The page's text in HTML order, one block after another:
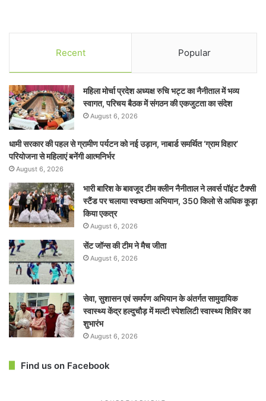
Recent Popular
महिला मोर्चा प्रदेश अध्यक्ष रुचि भट्ट का नैनीताल में भव्य
स्वागत, परिचय बैठक में संगठन की एकजुटता का संदेश
August 6, 2026
धामी सरकार की पहल से ग्रामीण पर्यटन को नई उड़ान, नाबार्ड समर्थित ‘ग्राम विहार’
परियोजना से महिलाएं बनेंगी आत्मनिर्भर
August 6, 2026
भारी बारिश के बावजूद टीम क्लीन नैनीताल ने लवर्स पॉइंट टैक्सी
स्टैंड पर चलाया स्वच्छता अभियान, 350 किलो से अधिक कूड़ा
किया एकत्र
August 6, 2026
सेंट जॉन्स की टीम ने मैच जीता
August 6, 2026
सेवा, सुशासन एवं समर्पण अभियान के अंतर्गत सामुदायिक
स्वास्थ्य केंद्र हल्दुचौड़ में मल्टी स्पेशलिटी स्वास्थ्य शिविर का
शुभारंभ
August 6, 2026
Find us on Facebook